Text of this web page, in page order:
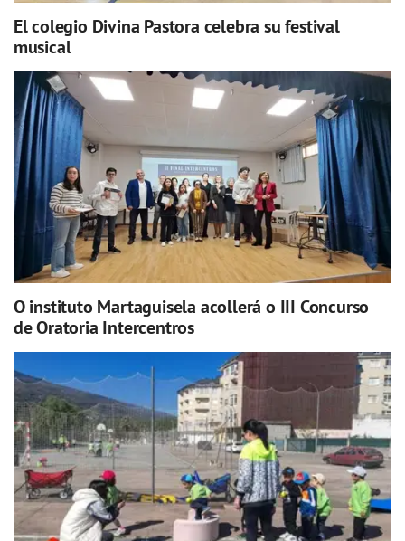
El colegio Divina Pastora celebra su festival
musical
O instituto Martaguisela acollerá o III Concurso
de Oratoria Intercentros